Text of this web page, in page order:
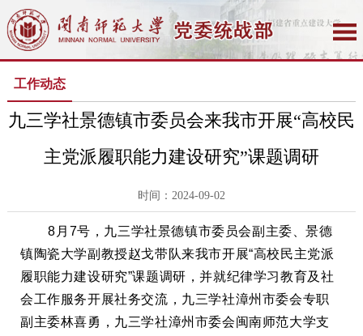
工作动态
九三学社景德镇市委员会来我市开展“高校民
主党派履职能力建设研究”课题调研
时间：2024-09-02
8月7号，九三学社景德镇市委员会副主委、景德
镇陶瓷大学副教授赵戈带队来我市开展“高校民主党派
履职能力建设研究”课题调研，并就纪律学习教育及社
会工作服务开展社务交流，九三学社漳州市委会专职
副主委林喜勇，九三学社漳州市委会闽南师范大学支